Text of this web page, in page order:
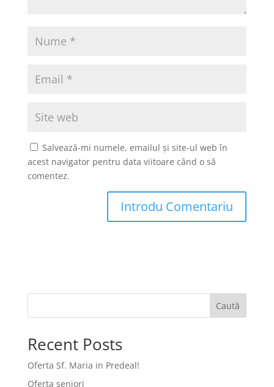
Salvează-mi numele, emailul și site-ul web în
acest navigator pentru data viitoare când o să
comentez.
Caută
Recent Posts
Oferta Sf. Maria in Predeal!
Oferta seniori